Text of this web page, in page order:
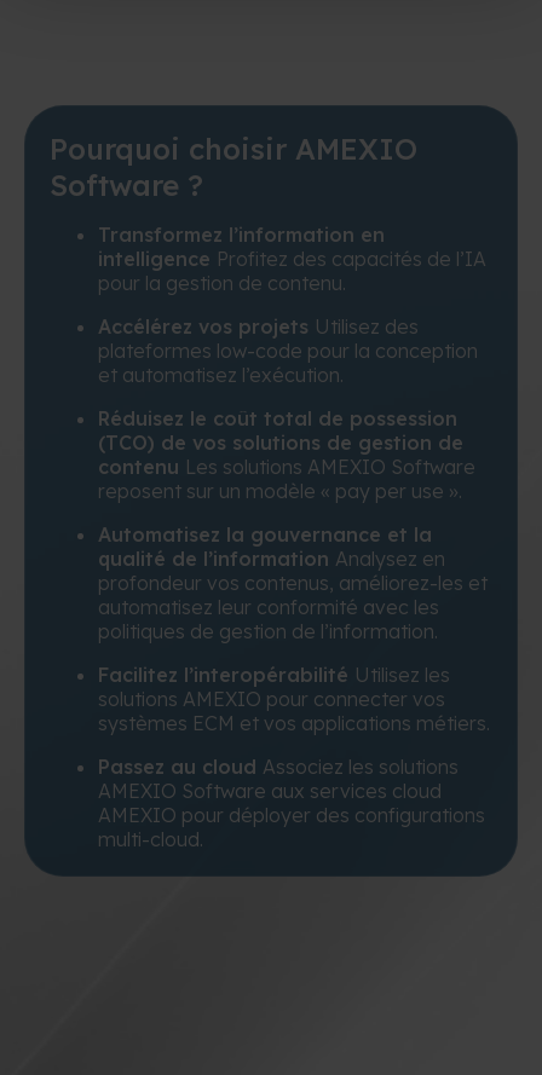
Pourquoi choisir AMEXIO
Software ?
Transformez l’information en
intelligence Profitez des capacités de l’IA
pour la gestion de contenu.
Accélérez vos projets Utilisez des
plateformes low-code pour la conception
et automatisez l’exécution.
Réduisez le coût total de possession
(TCO) de vos solutions de gestion de
contenu Les solutions AMEXIO Software
reposent sur un modèle « pay per use ».
Automatisez la gouvernance et la
qualité de l’information Analysez en
profondeur vos contenus, améliorez-les et
automatisez leur conformité avec les
politiques de gestion de l’information.
Facilitez l’interopérabilité Utilisez les
solutions AMEXIO pour connecter vos
systèmes ECM et vos applications métiers.
Passez au cloud Associez les solutions
AMEXIO Software aux services cloud
AMEXIO pour déployer des configurations
multi-cloud.